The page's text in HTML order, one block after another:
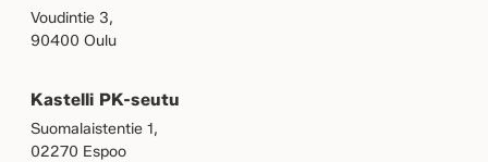
Voudintie 3,
90400 Oulu
Kastelli PK-seutu
Suomalaistentie 1,
02270 Espoo